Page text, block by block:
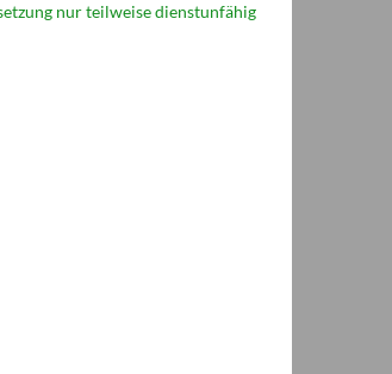
nur teilweise dienstunfähiger